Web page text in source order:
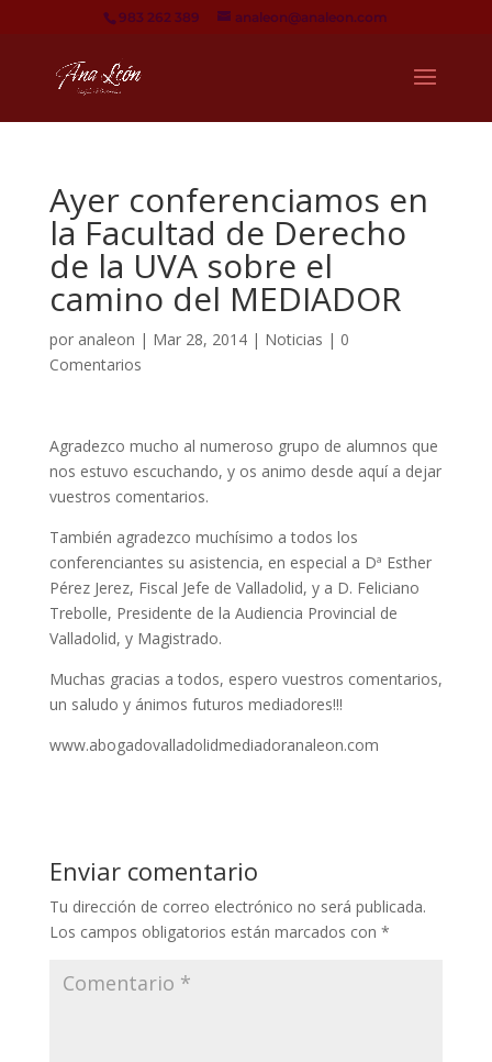
983 262 389 analeon@analeon.com
Ayer conferenciamos en
la Facultad de Derecho
de la UVA sobre el
camino del MEDIADOR
por analeon | Mar 28, 2014| Noticias | 0
Comentarios
Agradezco mucho al numeroso grupo de alumnos que
nos estuvo escuchando, y os animo desde aquí a dejar
vuestros comentarios.
También agradezco muchísimo a todos los
conferenciantes su asistencia, en especial a Dª Esther
Pérez Jerez, Fiscal Jefe de Valladolid, y a D. Feliciano
Trebolle, Presidente de la Audiencia Provincial de
Valladolid, y Magistrado.
Muchas gracias a todos, espero vuestros comentarios,
un saludo y ánimos futuros mediadores!!!
www.abogadovalladolidmediadoranaleon.com
Enviar comentario
Tu dirección de correo electrónico no será publicada.
Los campos obligatorios están marcados con *